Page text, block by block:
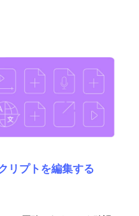
リプトを編集する